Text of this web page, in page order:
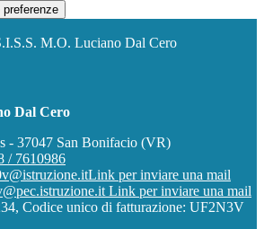
M.O. Luciano Dal Cero
Dal Cero
- 37047 San Bonifacio (VR)
/ 7610986
Link per inviare una mail
Link per inviare una mail
Codice unico di fatturazione: UF2N3V